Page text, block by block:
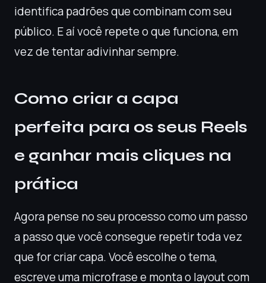
identifica padrões que combinam com seu
público. E aí você repete o que funciona, em
vez de tentar adivinhar sempre.
Como criar a capa
perfeita para os seus Reels
e ganhar mais cliques na
prática
Agora pense no seu processo como um passo
a passo que você consegue repetir toda vez
que for criar capa. Você escolhe o tema,
escreve uma microfrase e monta o layout com